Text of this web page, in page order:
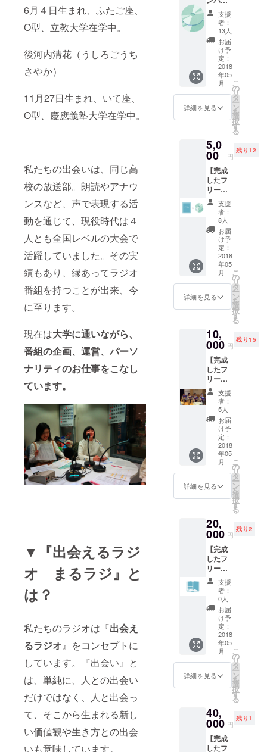
6月４日生まれ、ふたご座、
О型、立教大学在学中。
後河内清花（うしろごうち
さやか）
11月27日生まれ、いて座、
О型、慶應義塾大学在学中。
私たちの出会いは、同じ高
校の放送部。朗読やアナウ
ンスなど、声で表現する活
動を通じて、現役時代は４
人とも全国レベルの大会で
活躍していました。その実
績もあり、縁あってラジオ
番組を持つことが出来、今
に至ります。
現在は大学に通いながら、
番組の企画、運営、パーソ
ナリティのお仕事をこなし
ています。
▼『出会えるラジ
オ まるラジ』と
は？
私たちのラジオは『出会え
るラジオ』をコンセプトに
しています。『出会い』と
は、単純に、人との出会い
だけではなく、人と出会っ
て、そこから生まれる新し
い価値観や生き方との出会
いも意味しています。
ステッ
カーを
お送り
しま
す。
の朗読
CD】 ま
るラジ
メン
バーが
絵本を
朗読し
たCDを
お送り
しま
す。
支援
者：
13人
お届
け予
定：
2018
年05
月
詳細を見る
こ
の
リ
タ
ー
ン
を
選
択
す
る
5,0
00 円
残り12
【完成
したフ
リー
ペー
パー＆
朗読
CD】 完
成した
『まる
ラジお
とな図
鑑』と
まるラ
ジメン
バーが
絵本を
たCDを
あわせ
てお送
りしま
す。
支援
者：
8人
お届
け予
定：
2018
年05
月
詳細を見る
こ
の
リ
タ
ー
ン
を
選
択
す
る
10,
000 円
残り15
【完成
したフ
リー
ペー
パー＆
完成記
念朗読
会へ招
待】
『おと
な図
鑑』完
成を記
念して
行うま
るラジ
バーに
よる朗
読会に
招待さ
せて頂
き、
『まる
ラジお
とな図
鑑』を
手渡し
でお渡
ししま
す。
支援
者：
5人
お届
け予
定：
2018
年05
月
詳細を見る
こ
の
リ
タ
ー
ン
を
選
択
す
る
20,
000 円
残り2
【完成
したフ
リー
ペー
パーに
広告を
掲載(半
ペー
ジ)】 完
成した
『まる
ラジお
とな図
鑑』半
ページ
分に広
載でき
ます。
私たち
若者世
代に宣
支援
者：
0人
お届
け予
定：
2018
年05
月
詳細を見る
こ
の
リ
タ
ー
ン
を
選
択
す
る
40,
000 円
残り1
【完成
したフ